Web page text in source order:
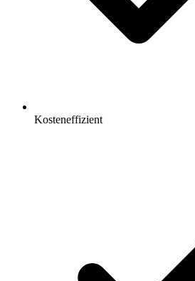
Kosteneffizient